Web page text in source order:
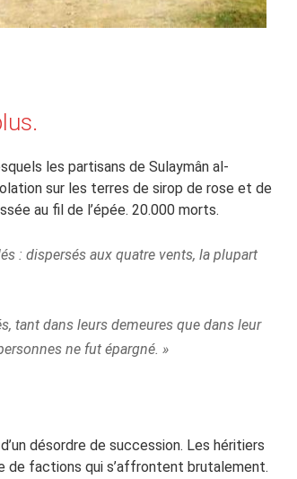
les partisans de Sulaymân al-
sur les terres de sirop de rose et de
au fil de l’épée. 20.000 morts.
: dispersés aux quatre vents, la plupart
tant dans leurs demeures que dans leur
ne fut épargné. »
désordre de succession. Les héritiers
de factions qui s’affrontent brutalement.